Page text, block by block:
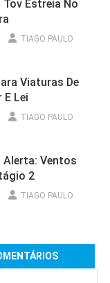
Estreia No
TIAGO PAULO
Viaturas De
E Lei
TIAGO PAULO
Alerta: Ventos
2
TIAGO PAULO